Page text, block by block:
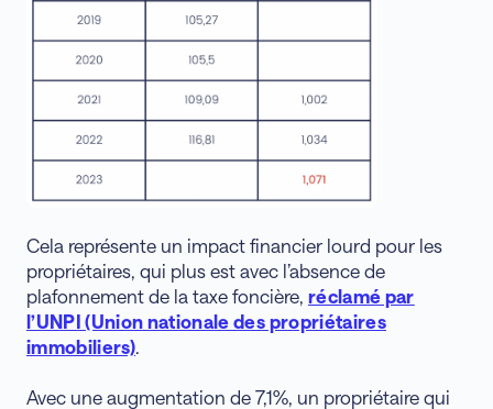
Cela représente un impact financier lourd pour les
propriétaires, qui plus est avec l’absence de
plafonnement de la taxe foncière, réclamé par
l’UNPI (Union nationale des propriétaires
immobiliers)
Avec une augmentation de 7,1%, un propriétaire qui